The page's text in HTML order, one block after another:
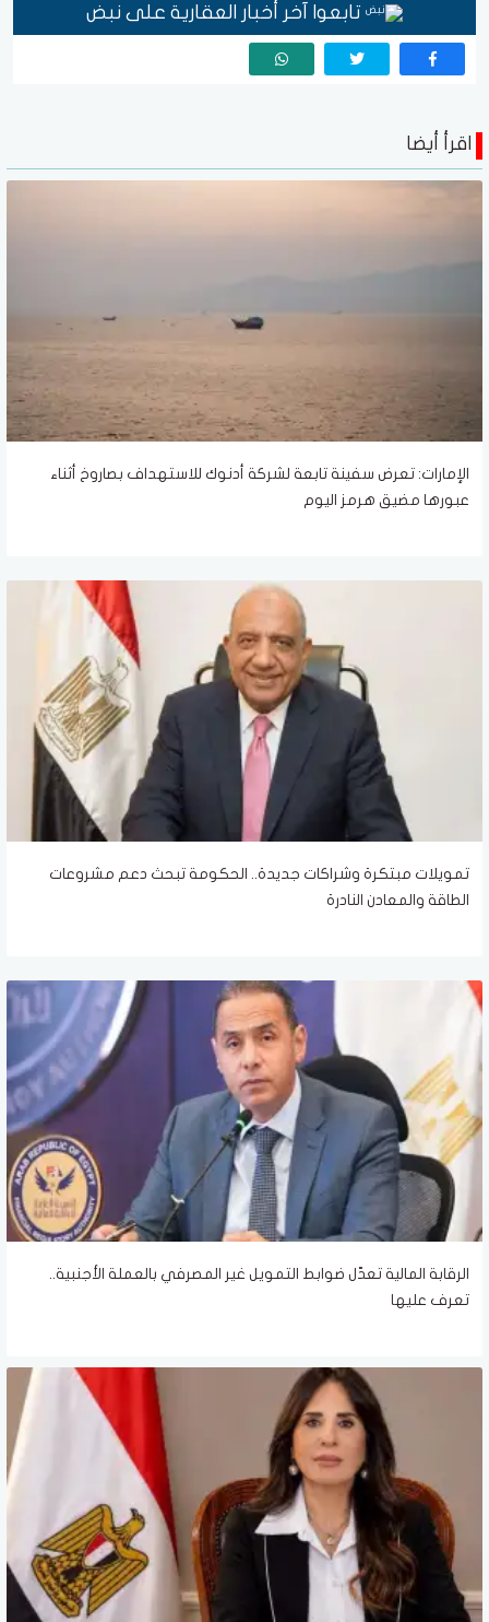
تابعوا آخر أخبار العقارية على نبض
اقرأ أيضا
الإمارات: تعرض سفينة تابعة لشركة أدنوك للاستهداف بصاروخ أثناء
عبورها مضيق هرمز اليوم
تمويلات مبتكرة وشراكات جديدة.. الحكومة تبحث دعم مشروعات
الطاقة والمعادن النادرة
الرقابة المالية تعدّل ضوابط التمويل غير المصرفي بالعملة الأجنبية..
تعرف عليها